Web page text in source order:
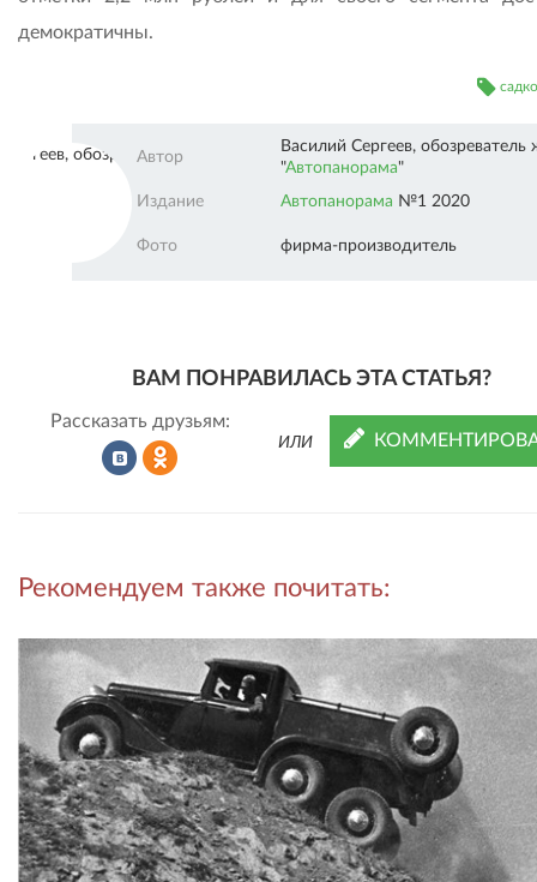
демократичны.
садко
Автопанорама"" />
Автор
Василий Сергеев, обозреватель
"Автопанорама"
Издание
Автопанорама №1 2020
Фото фирма-производитель
ВАМ ПОНРАВИЛАСЬ ЭТА СТАТЬЯ?
Рассказать друзьям:
во
ВКонтакте
в
Одноклассниках
ИЛИ
Рекомендуем также почитать: